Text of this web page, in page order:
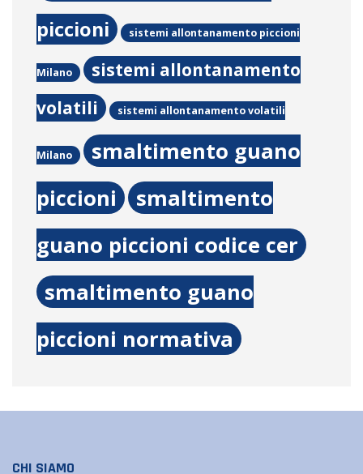
piccioni
sistemi allontanamento piccioni
Milano
sistemi allontanamento
volatili
sistemi allontanamento volatili
Milano
smaltimento guano
piccioni
smaltimento
guano piccioni codice cer
smaltimento guano
piccioni normativa
CHI SIAMO